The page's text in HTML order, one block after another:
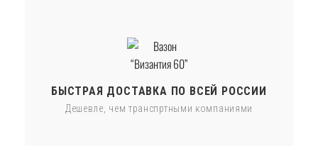
БЫСТРАЯ ДОСТАВКА ПО ВСЕЙ РОССИИ
Дешевле, чем транспртными компаниями